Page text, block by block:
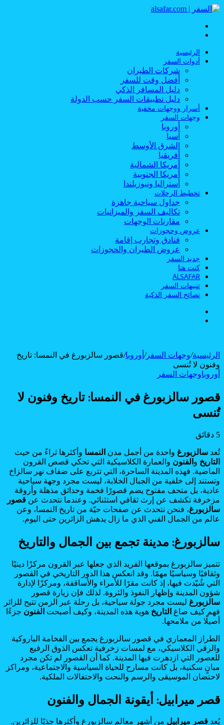
الرئيسية
أدوات السفر
شركات الطيران
أفضل وقت للسفر
دليل المسافر الذكي
دليل تطبيقات السفر حسب الدولة
أسرار ووجهات مخفية
وجهات السفر
أوروبا
آسيا
الشرق الأوسط
أفريقيا
أمريكا الشمالية
أمريكا الجنوبية
أستراليا ونيوزيلندا
تخطيط الرحلات
جداول سياحية جاهزة
تكاليف السفر والميزانيات
مقارنات الوجهات
عروض وحجوزات
فنادق وتجارب إقامة
عروض الطيران والحجوزات
جديد السفر
كنت هنا
ALSAFAR
تنبيهات السفر
نصائح السفر الذكية
الرئيسية/وجهات السفر/ أوروبا/قصور سالزبورغ في النمسا: تاريخ
وفنون لا تُنسى
أوروباوجهات السفر
قصور سالزبورغ في النمسا: تاريخ وفنون لا
تُنسى
5 دقائق
تُعد سالزبورغ واحدة من أجمل مدن النمسا وأكثرها ثراءً من حيث
التاريخ و الفنون والعمارة الكلاسيكية التي تحكي قصص القرون
الماضية. فهذه المدينة الساحرة، التي تتربع على ضفاف نهر سالزاخ
وتستند إلى خلفية من الجبال الخلابة، ليست مجرد وجهة سياحية
عادية، بل متحف مفتوح يضم قصورًا فخمة وحدائق مذهلة وأروقة
مزخرفة تكشف عن إرث ثقافي استثنائي. وعندما نتحدث عن قصور
سالزبورغ، فنحن نتحدث عن صفحات حيّة من تاريخ النمسا، وعن
عالم من الجمال الفني الذي ما زال يدهش الزائرين حتى اليوم.
سالزبورغ: مدينة تجمع بين الجمال والتاريخ
تتميز سالزبورغ بموقعها الفريد الذي جعلها عبر القرون مركزًا دينيًا
وثقافيًا وسياسيًا مهمًا. وقد انعكس هذا الدور التاريخي في القصور
التي شُيّدت فيها، إذ كانت مقرًا للأمراء والأساقفة، ومركزًا لإدارة
شؤون المدينة وإظهار النفوذ والثروة. لذلك فإن زيارة قصور
سالزبورغ ليست مجرد جولة سياحية، بل رحلة عبر الزمن تتيح للزائر
فهم كيف صاغ التاريخ هوية هذه المدينة، وكيف أصبحت الفنون جزءًا
أصيلًا من ملامحها.
الطراز المعماري في قصور سالزبورغ يجمع بين الفخامة الباروكية
والرقي الكلاسيكي، مع لمسات زخرفية تعكس الذوق الرفيع
للعصور التي ازدهرت فيها المدينة. كما أن القصور لم تكن مجرد
مبانٍ سكنية، بل كانت مسارح للحياة السياسية والاجتماعية، ومراكز
لاحتضان الموسيقى والرسم والنحت والاحتفالات الملكية.
قصر ميرابيل: أيقونة الجمال والفنون
يُعد قصر ميرابيل من أشهر معالم سالزبورغ وأكثرها جذبًا للزائرين.